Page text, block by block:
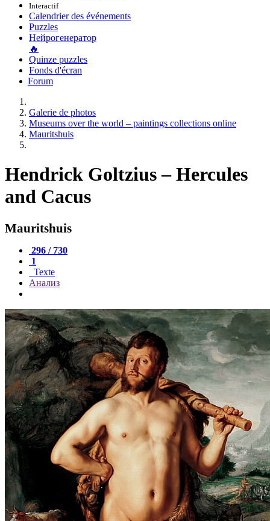
Interactif
Calendrier des événements
Puzzles
Нейрогенератор
🔥
Quinze puzzles
Fonds d'écran
Forum
Galerie de photos
Museums over the world – paintings collections online
Mauritshuis
Hendrick Goltzius – Hercules
and Cacus
Mauritshuis
296 / 730
1
Texte
Анализ